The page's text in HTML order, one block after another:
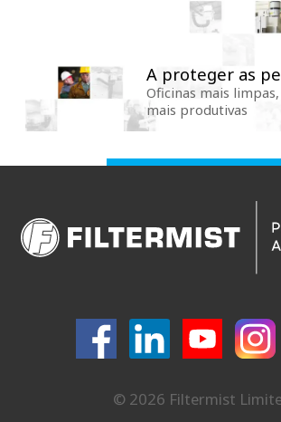
A proteger as
Oficinas mais
mais produtivas
© 2026 Filtermist